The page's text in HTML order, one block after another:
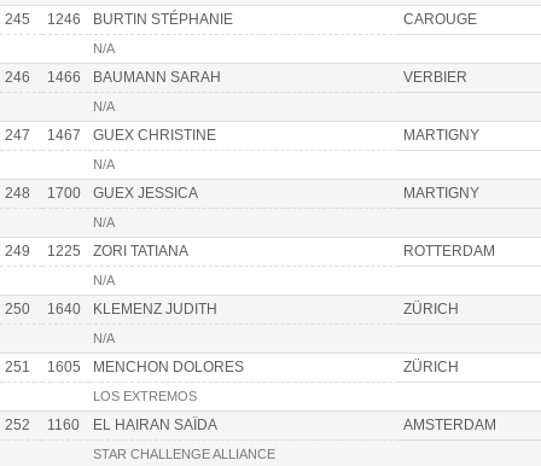
245 1246 BURTIN STÉPHANIE CAROUGE
N/A
246 1466 BAUMANN SARAH VERBIER
N/A
247 1467 GUEX CHRISTINE MARTIGNY
N/A
248 1700 GUEX JESSICA MARTIGNY
N/A
249 1225 ZORI TATIANA ROTTERDAM
N/A
250 1640 KLEMENZ JUDITH ZÜRICH
N/A
251 1605 MENCHON DOLORES ZÜRICH
LOS EXTREMOS
252 1160 EL HAIRAN SAÏDA AMSTERDAM
STAR CHALLENGE ALLIANCE